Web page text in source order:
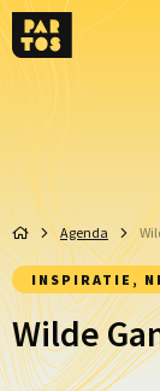
Agenda
INSPIRATIE,
Wilde